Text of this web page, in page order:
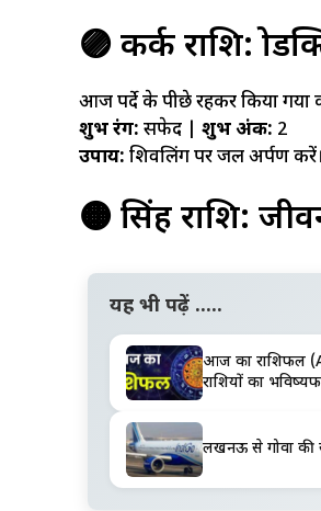
🟣 कर्क राशि:
आज पर्दे के पीछे रहकर किया गया
शुभ रंग: सफेद | शुभ अंक: 2
उपाय: शिवलिंग पर जल अर्पण करें।
🟠 सिंह राशि:
यह भी पढ़ें .....
आज का राशिफल
राशियों का
लखनऊ से गोवा की